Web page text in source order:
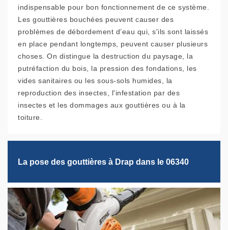
indispensable pour bon fonctionnement de ce système.
Les gouttières bouchées peuvent causer des
problèmes de débordement d’eau qui, s'ils sont laissés
en place pendant longtemps, peuvent causer plusieurs
choses. On distingue la destruction du paysage, la
putréfaction du bois, la pression des fondations, les
vides sanitaires ou les sous-sols humides, la
reproduction des insectes, l'infestation par des
insectes et les dommages aux gouttières ou à la
toiture.
La pose des gouttières à Drap dans le 06340